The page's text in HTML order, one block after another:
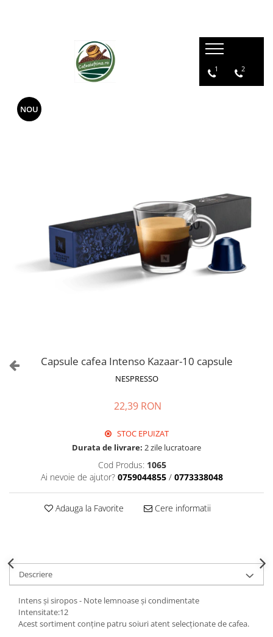
1 2
NOU
Capsule cafea Intenso Kazaar-10 capsule
NESPRESSO
22,39 RON
STOC EPUIZAT
Durata de livrare: 2 zile lucratoare
Cod Produs: 1065
Ai nevoie de ajutor? 0759044855 / 0773338048
Adauga la Favorite Cere informatii
Descriere
Intens și siropos - Note lemnoase și condimentate
Intensitate:12
Acest sortiment conține patru soiuri atent selecționate de cafea.